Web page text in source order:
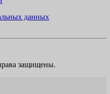
данных
защищены.